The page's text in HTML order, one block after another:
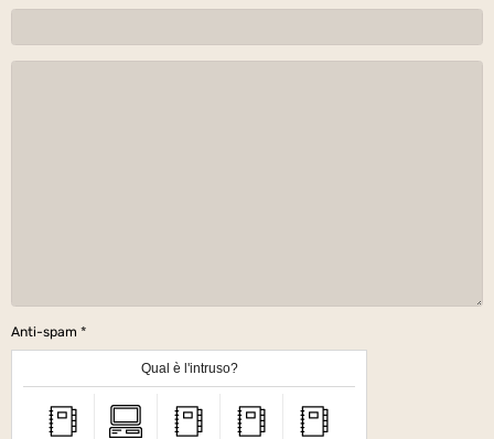
Anti-spam
Qual è l'intruso?